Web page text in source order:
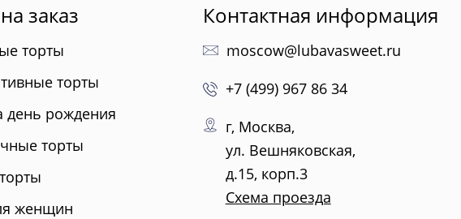
заказ
торты
торты
день рождения
торты
женщин
Контактная информация
moscow@lubavasweet.ru
+7 (499) 967 86 34
г, Москва,
ул. Вешняковская,
д.15, корп.3
Схема проезда